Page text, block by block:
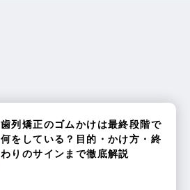
歯列矯正のゴムかけは最終段階で
何をしている？目的・かけ方・終
わりのサインまで徹底解説